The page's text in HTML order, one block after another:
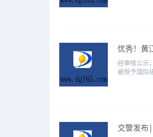
优秀！黄
经审核公示
被授予国际
交警发布